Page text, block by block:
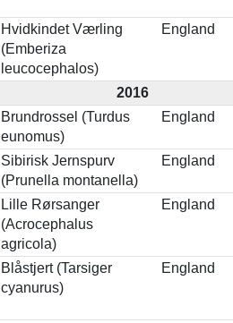
Hvidkindet Værling
(Emberiza
leucocephalos)
England
2016
Brundrossel (Turdus
eunomus)
England
Sibirisk Jernspurv
(Prunella montanella)
England
Lille Rørsanger
(Acrocephalus
agricola)
England
Blåstjert (Tarsiger
cyanurus)
England